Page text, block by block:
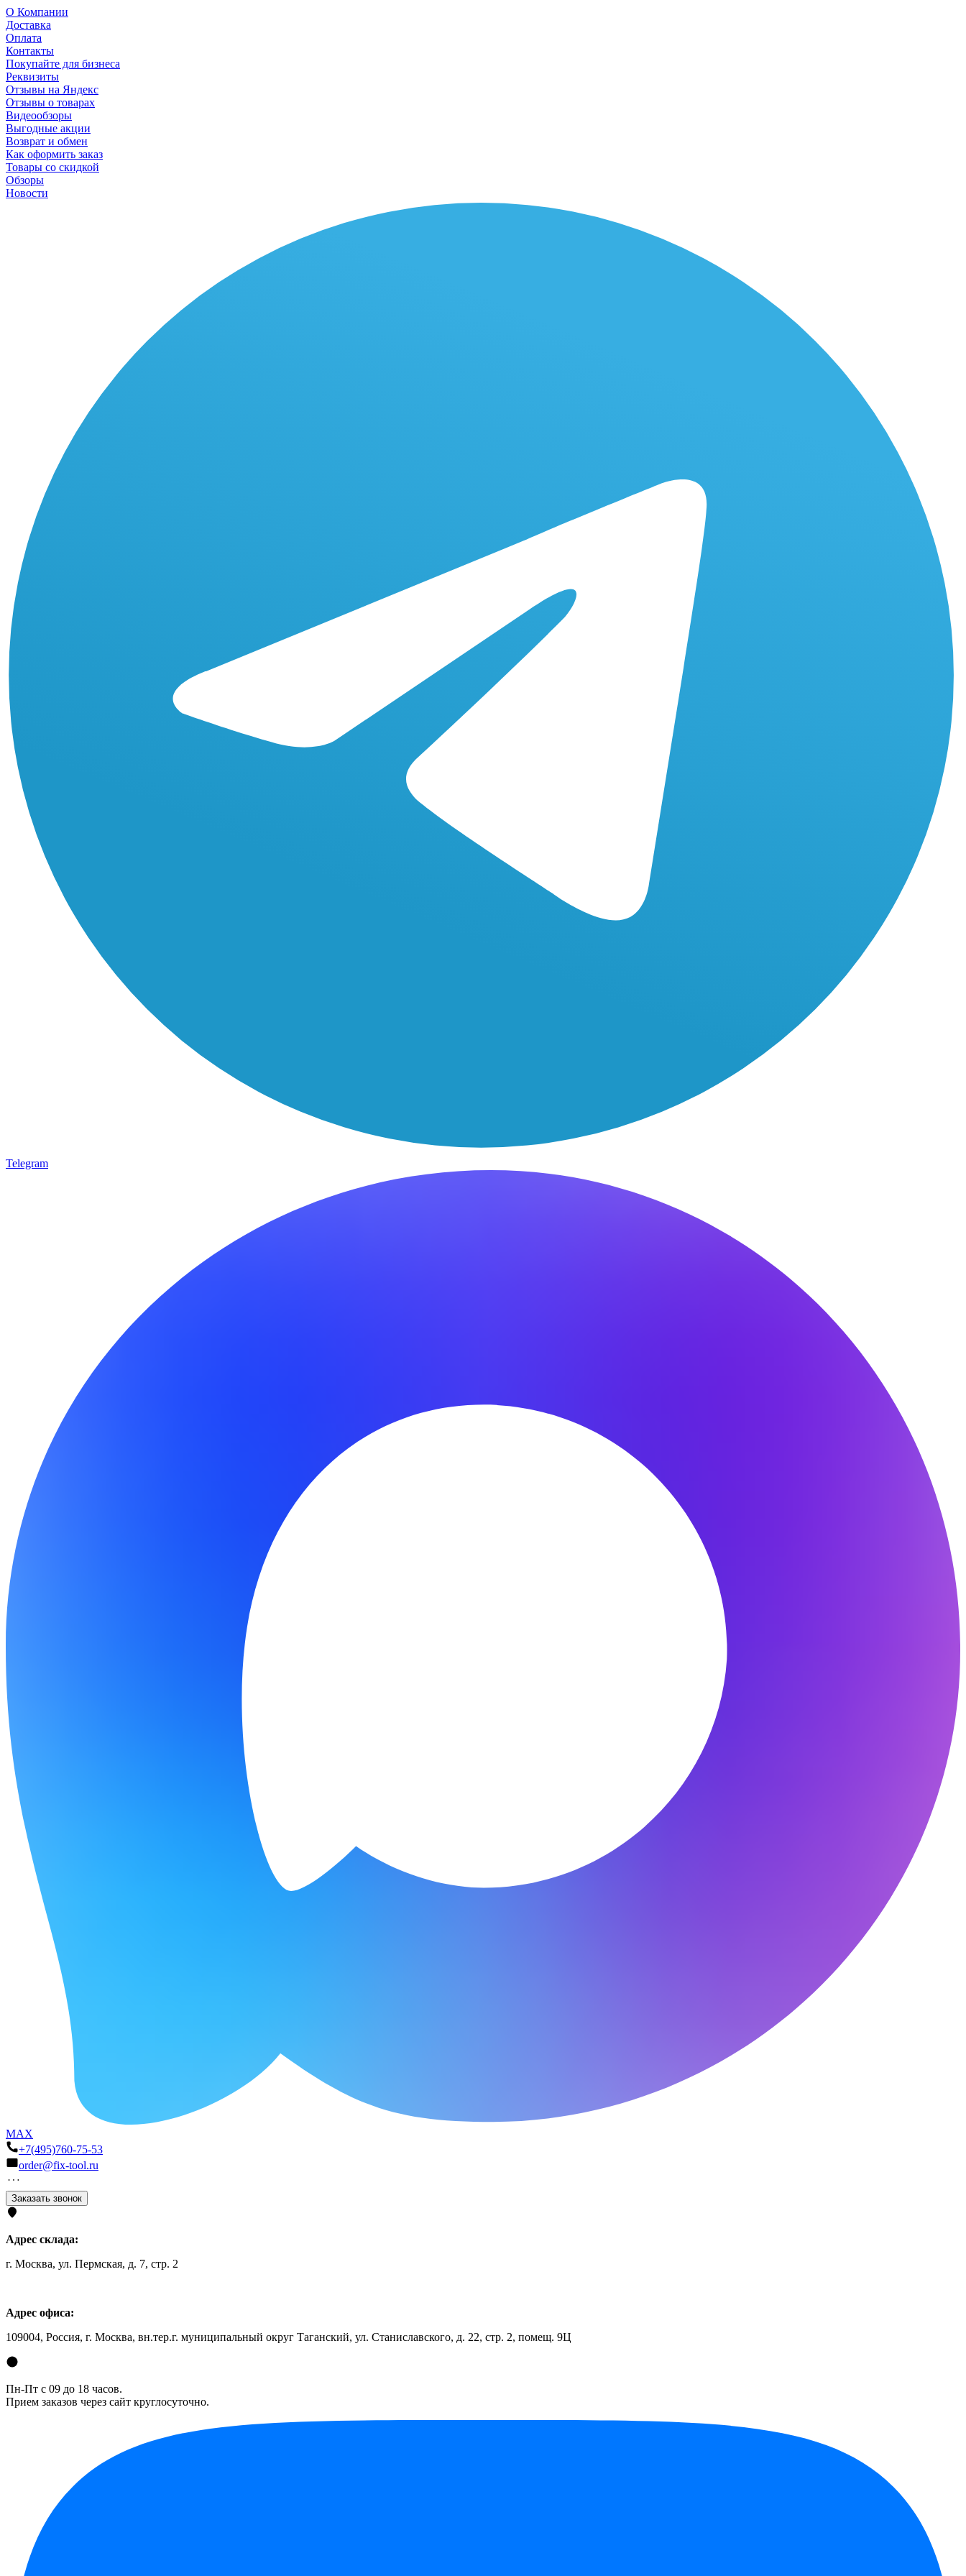
О Компании
Доставка
Оплата
Контакты
Покупайте для бизнеса
Реквизиты
Отзывы на Яндекс
Отзывы о товарах
Видеообзоры
Выгодные акции
Возврат и обмен
Как оформить заказ
Товары со скидкой
Обзоры
Новости
Telegram
MAX
+7(495)760-75-53
order@fix-tool.ru
Заказать звонок
Адрес склада:
г. Москва, ул. Пермская, д. 7, стр. 2
Адрес офиса:
109004, Россия, г. Москва, вн.тер.г. муниципальный округ Таганский, ул. Станиславского, д. 22, стр. 2, помещ. 9Ц
Пн-Пт с 09 до 18 часов.
Прием заказов через сайт круглосуточно.